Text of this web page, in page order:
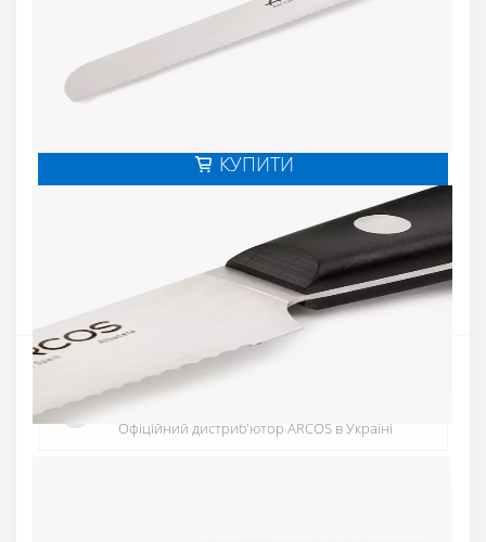
Є в наявності
Цiна 1 126 грн.
КУПИТИ
Введіть номер телефону і ми передзвонимо
Купити
Офіційний дистриб'ютор
Офіційний дистриб'ютор ARCOS в Україні